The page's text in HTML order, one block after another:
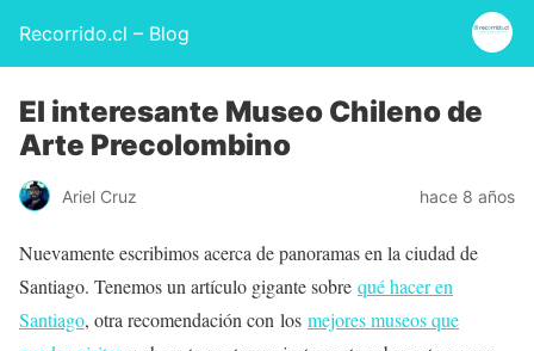
Recorrido.cl – Blog
El interesante Museo Chileno de
Arte Precolombino
Ariel Cruz hace 8 años
Nuevamente escribimos acerca de panoramas en la ciudad de
Santiago. Tenemos un artículo gigante sobre qué hacer en
Santiago, otra recomendación con los mejores museos que